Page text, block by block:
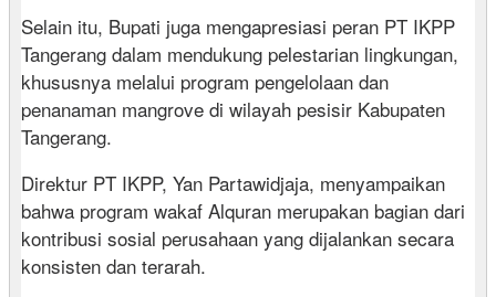
Selain itu, Bupati juga mengapresiasi peran PT IKPP
Tangerang dalam mendukung pelestarian lingkungan,
khususnya melalui program pengelolaan dan
penanaman mangrove di wilayah pesisir Kabupaten
Tangerang.
Direktur PT IKPP, Yan Partawidjaja, menyampaikan
bahwa program wakaf Alquran merupakan bagian dari
kontribusi sosial perusahaan yang dijalankan secara
konsisten dan terarah.